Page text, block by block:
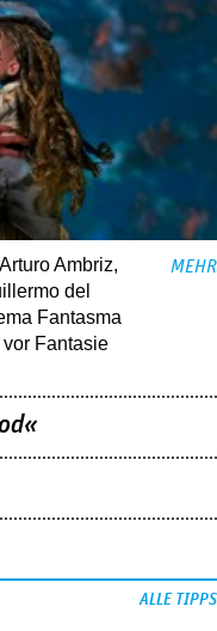
Ambriz,
del
Fantasma
Fantasie
MEHR
ALLE TIPPS